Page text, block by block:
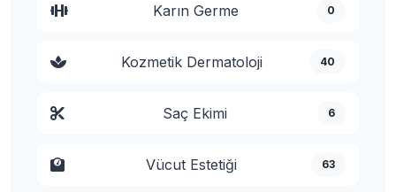
Karın Germe 0
Kozmetik Dermatoloji 40
Saç Ekimi 6
Vücut Estetiği 63